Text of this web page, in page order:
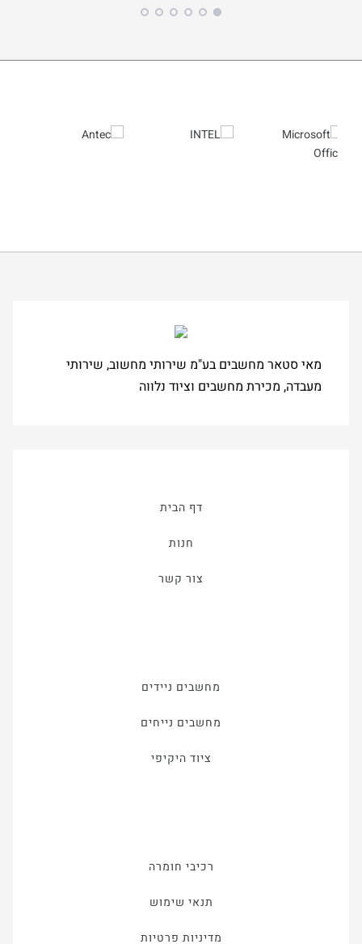
מאי סטאר מחשבים בע"מ שירותי מחשוב, שירותי
מעבדה, מכירת מחשבים וציוד נלווה
דף הבית
חנות
צור קשר
מחשבים ניידים
מחשבים נייחים
ציוד היקיפי
רכיבי חומרה
תנאי שימוש
מדיניות פרטיות